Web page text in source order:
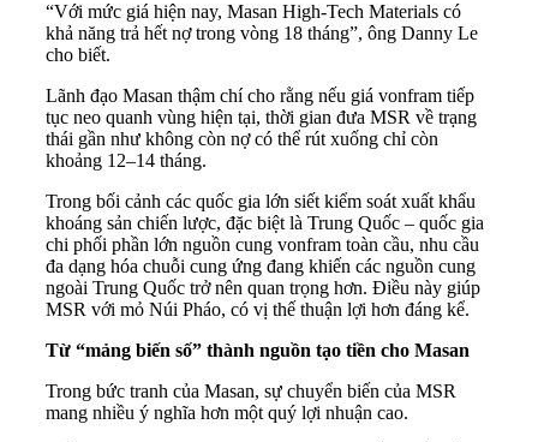
“Với mức giá hiện nay, Masan High-Tech Materials có
khả năng trả hết nợ trong vòng 18 tháng”, ông Danny Le
cho biết.
Lãnh đạo Masan thậm chí cho rằng nếu giá vonfram tiếp
tục neo quanh vùng hiện tại, thời gian đưa MSR về trạng
thái gần như không còn nợ có thể rút xuống chỉ còn
khoảng 12–14 tháng.
Trong bối cảnh các quốc gia lớn siết kiểm soát xuất khẩu
khoáng sản chiến lược, đặc biệt là Trung Quốc – quốc gia
chi phối phần lớn nguồn cung vonfram toàn cầu, nhu cầu
đa dạng hóa chuỗi cung ứng đang khiến các nguồn cung
ngoài Trung Quốc trở nên quan trọng hơn. Điều này giúp
MSR với mỏ Núi Pháo, có vị thế thuận lợi hơn đáng kể.
Từ “mảng biến số” thành nguồn tạo tiền cho Masan
Trong bức tranh của Masan, sự chuyển biến của MSR
mang nhiều ý nghĩa hơn một quý lợi nhuận cao.